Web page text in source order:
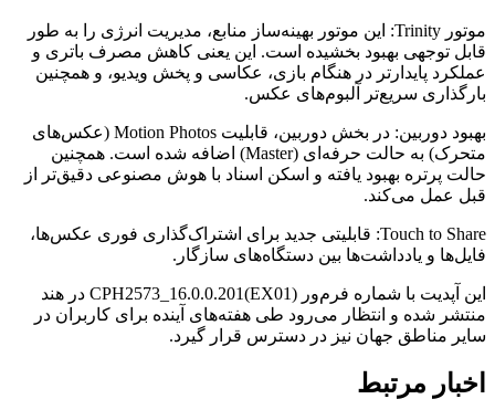
موتور Trinity: این موتور بهینه‌ساز منابع، مدیریت انرژی را به طور
قابل توجهی بهبود بخشیده است. این یعنی کاهش مصرف باتری و
عملکرد پایدارتر در هنگام بازی، عکاسی و پخش ویدیو، و همچنین
بارگذاری سریع‌تر آلبوم‌های عکس.
بهبود دوربین: در بخش دوربین، قابلیت Motion Photos (عکس‌های
متحرک) به حالت حرفه‌ای (Master) اضافه شده است. همچنین
حالت پرتره بهبود یافته و اسکن اسناد با هوش مصنوعی دقیق‌تر از
قبل عمل می‌کند.
Touch to Share: قابلیتی جدید برای اشتراک‌گذاری فوری عکس‌ها،
فایل‌ها و یادداشت‌ها بین دستگاه‌های سازگار.
این آپدیت با شماره فرم‌ور CPH2573_16.0.0.201(EX01) در هند
منتشر شده و انتظار می‌رود طی هفته‌های آینده برای کاربران در
سایر مناطق جهان نیز در دسترس قرار گیرد.
اخبار مرتبط